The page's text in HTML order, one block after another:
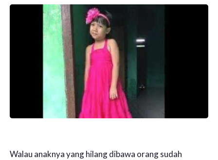
Walau anaknya yang hilang dibawa orang sudah